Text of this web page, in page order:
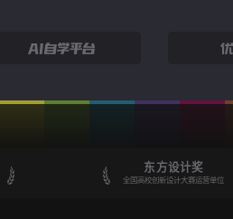
东方设计奖
全国高校创新设计大赛运营单位